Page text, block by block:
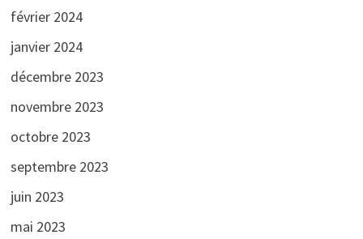
février 2024
janvier 2024
décembre 2023
novembre 2023
octobre 2023
septembre 2023
juin 2023
mai 2023